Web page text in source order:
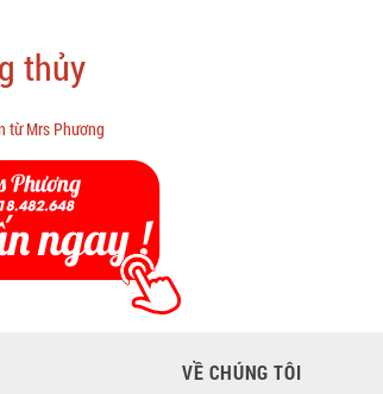
thủy
từ Mrs Phương
VỀ CHÚNG TÔI